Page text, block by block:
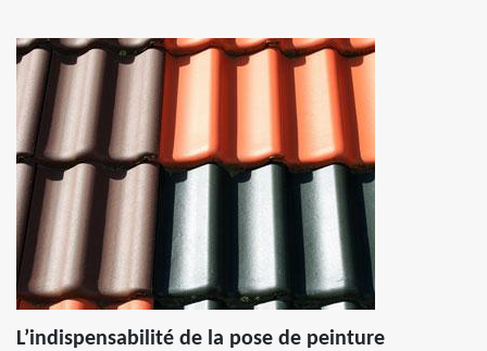
L’indispensabilité de la pose de peinture